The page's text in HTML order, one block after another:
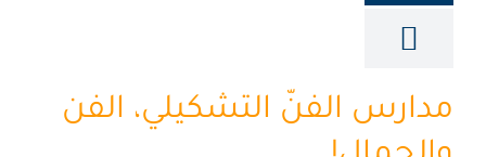
مدارس الفنّ التشكيلي، الفن